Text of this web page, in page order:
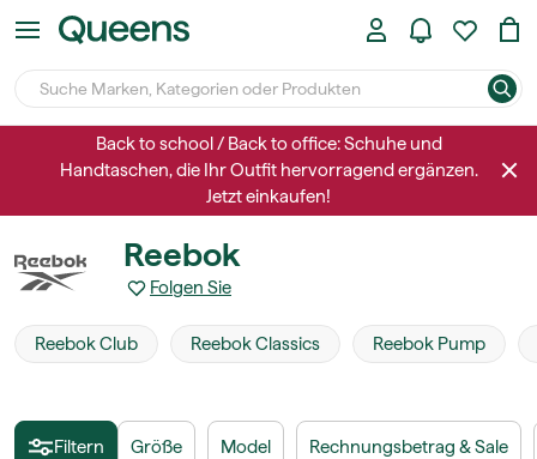
Back to school / Back to office: Schuhe und
Handtaschen, die Ihr Outfit hervorragend ergänzen.
Jetzt einkaufen!
Reebok
Folgen Sie
Reebok Club Reebok Classics Reebok Pump
Filtern Größe Model Rechnungsbetrag & Sale